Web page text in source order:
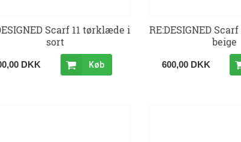
Scarf 11 tørklæde i
sort
DKK Køb
RE:DESIGNED
beige
600,00 DKK